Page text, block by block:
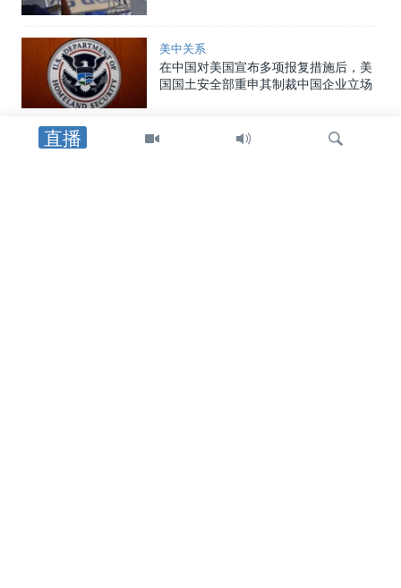
直播
美中关系
在中国对美国宣布多项报复措施后，美
国国土安全部重申其制裁中国企业立场